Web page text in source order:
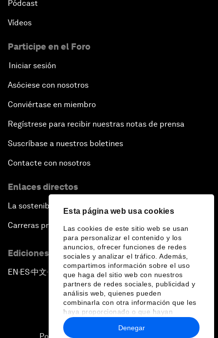
Esta página web usa cookies
Las cookies de este sitio web se usan
para personalizar el contenido y los
anuncios, ofrecer funciones de redes
sociales y analizar el tráfico. Además,
compartimos información sobre el uso
que haga del sitio web con nuestros
partners de redes sociales, publicidad y
análisis web, quienes pueden
combinarla con otra información que les
haya proporcionado o que hayan
recopilado a partir del uso que haya
hecho de sus servicios.
Denegar
Pódcast
Vídeos
Participe en el Foro
Iniciar sesión
Asóciese con nosotros
Conviértase en miembro
Regístrese para recibir nuestras notas de prensa
Suscríbase a nuestros boletines
Contacte con nosotros
Enlaces directos
La sostenibilidad en el Foro
Carreras profesionales
Ediciones en otros idiomas
EN ▪ES▪中文▪ 日本語